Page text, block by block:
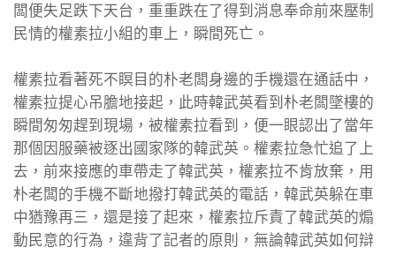
闆便失足跌下天台，重重跌在了得到消息奉命前來壓制
民情的權素拉小組的車上，瞬間死亡。
權素拉看著死不瞑目的朴老闆身邊的手機還在通話中，
權素拉提心吊膽地接起，此時韓武英看到朴老闆墜樓的
瞬間匆匆趕到現場，被權素拉看到，便一眼認出了當年
那個因服藥被逐出國家隊的韓武英。權素拉急忙追了上
去，前來接應的車帶走了韓武英，權素拉不肯放棄，用
朴老闆的手機不斷地撥打韓武英的電話，韓武英躲在車
中猶豫再三，還是接了起來，權素拉斥責了韓武英的煽
動民意的行為，違背了記者的原則，無論韓武英如何辯